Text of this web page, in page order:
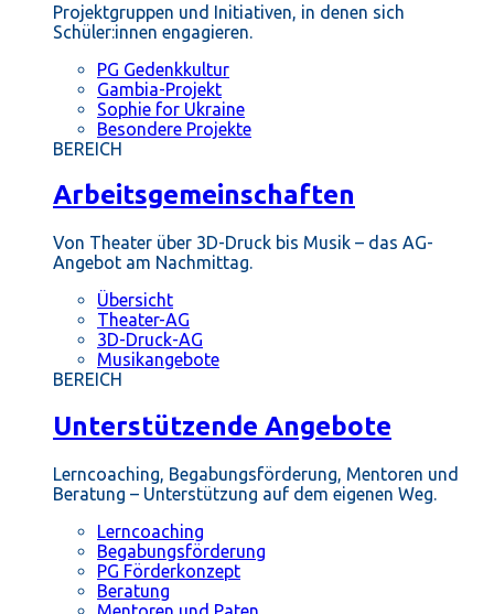
Projektgruppen und Initiativen, in denen sich
Schüler:innen engagieren.
PG Gedenkkultur
Gambia-Projekt
Sophie for Ukraine
Besondere Projekte
BEREICH
Arbeitsgemeinschaften
Von Theater über 3D-Druck bis Musik – das AG-
Angebot am Nachmittag.
Übersicht
Theater-AG
3D-Druck-AG
Musikangebote
BEREICH
Unterstützende Angebote
Lerncoaching, Begabungsförderung, Mentoren und
Beratung – Unterstützung auf dem eigenen Weg.
Lerncoaching
Begabungsförderung
PG Förderkonzept
Beratung